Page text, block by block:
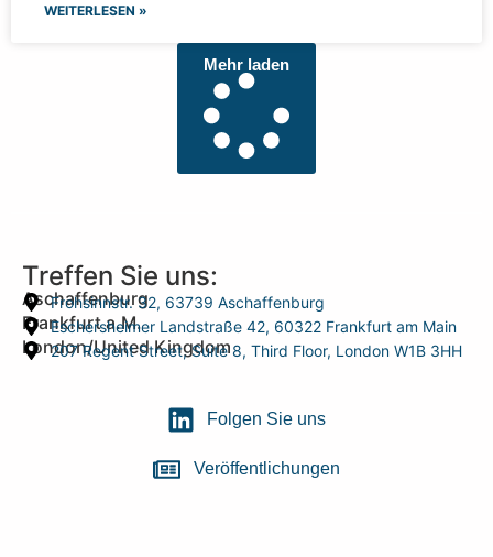
WEITERLESEN »
Mehr laden
Treffen Sie uns:
Aschaffenburg
Frohsinnstr. 32, 63739 Aschaffenburg
Frankfurt a.M.
Eschersheimer Landstraße 42, 60322 Frankfurt am Main
London/United Kingdom
207 Regent Street, Suite 8, Third Floor, London W1B 3HH
Folgen Sie uns
Veröffentlichungen